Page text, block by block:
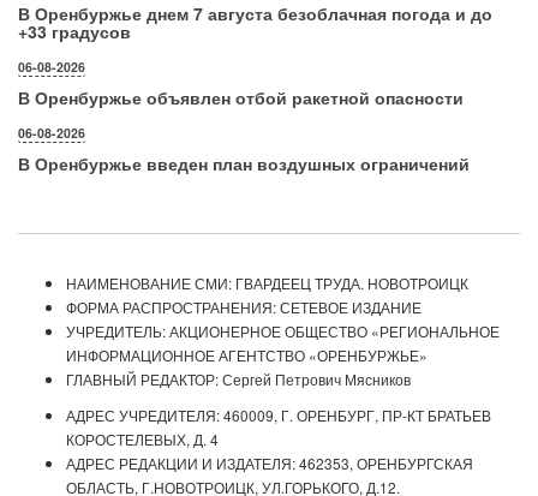
В Оренбуржье днем 7 августа безоблачная погода и до
+33 градусов
06-08-2026
В Оренбуржье объявлен отбой ракетной опасности
06-08-2026
В Оренбуржье введен план воздушных ограничений
НАИМЕНОВАНИЕ СМИ: ГВАРДЕЕЦ ТРУДА. НОВОТРОИЦК
ФОРМА РАСПРОСТРАНЕНИЯ: СЕТЕВОЕ ИЗДАНИЕ
УЧРЕДИТЕЛЬ: АКЦИОНЕРНОЕ ОБЩЕСТВО «РЕГИОНАЛЬНОЕ
ИНФОРМАЦИОННОЕ АГЕНТСТВО «ОРЕНБУРЖЬЕ»
ГЛАВНЫЙ РЕДАКТОР: Сергей Петрович Мясников
АДРЕС УЧРЕДИТЕЛЯ: 460009, Г. ОРЕНБУРГ, ПР-КТ БРАТЬЕВ
КОРОСТЕЛЕВЫХ, Д. 4
АДРЕС РЕДАКЦИИ И ИЗДАТЕЛЯ: 462353, ОРЕНБУРГСКАЯ
ОБЛАСТЬ, Г.НОВОТРОИЦК, УЛ.ГОРЬКОГО, Д.12.